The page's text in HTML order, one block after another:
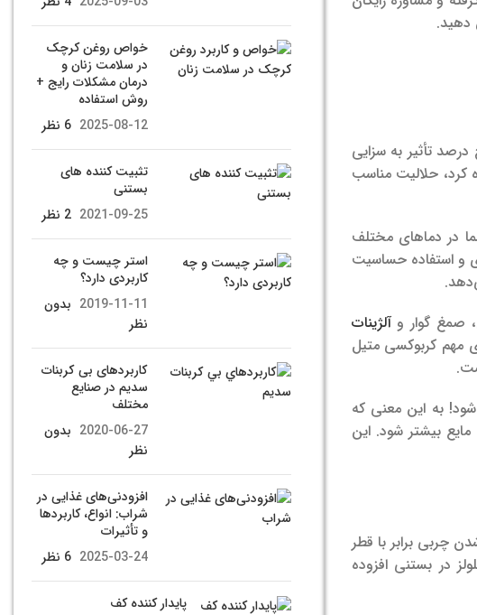
دهید.
درصد تأثیر به سزایی
کرد، حلالیت مناسب
در دماهای مختلف
و استفاده حساسیت
، صمغ گوار وآلژینات
مهم کربوکسی متیل
به این معنی که
بیشتر شود. این
چربی برابر با قطر
در بستنی افزوده
خواص روغن کرچک
در سلامت زنان و
درمان مشکلات رایج +
روش استفاده
2025-08-12 6 نظر
تثبیت کننده های
بستنی
2021-09-25 2 نظر
استر چیست و چه
کاربردی دارد؟
2019-11-11 بدون
نظر
كاربردهای بی كربنات
سديم در صنایع
مختلف
2020-06-27 بدون
نظر
افزودنی‌های غذایی در
شراب: انواع، کاربردها
و تأثیرات
2025-03-24 6 نظر
پایدار کننده کف